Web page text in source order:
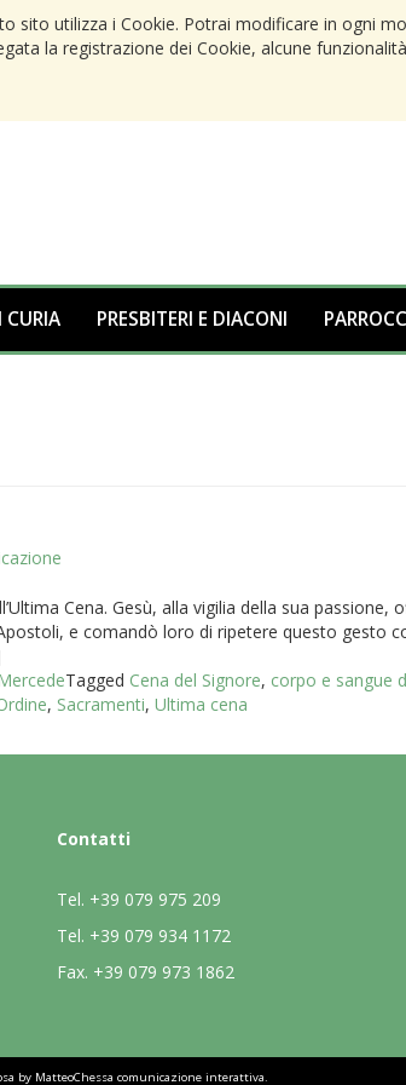
sito utilizza i Cookie. Potrai modificare in ogni
la registrazione dei Cookie, alcune
CURIA PRESBITERI E DIACONI
Cena. Gesù, alla vigilia della sua passione,
e comandò loro di ripetere questo gesto
Tagged Cena del Signore, corpo e sangue
, Sacramenti, Ultima cena
Contatti
Tel. +39 079 975 209
Tel. +39 079 934 1172
Fax. +39 079 973 1862
by MatteoChessa comunicazione interattiva.